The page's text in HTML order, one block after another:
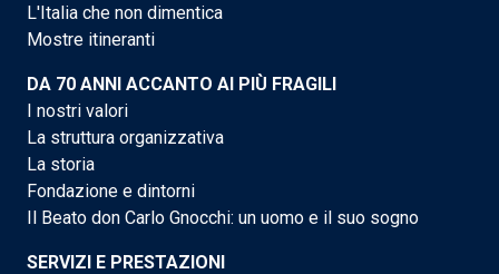
L'Italia che non dimentica
Mostre itineranti
DA 70 ANNI ACCANTO AI PIÙ FRAGILI
I nostri valori
La struttura organizzativa
La storia
Fondazione e dintorni
Il Beato don Carlo Gnocchi: un uomo e il suo sogno
SERVIZI E PRESTAZIONI